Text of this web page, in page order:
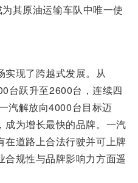
其原油运输车队中唯一使
实现了跨越式发展。从
台跃升至2600台，连续四
汽解放向4000台目标迈
成为增长最快的品牌。一汽
在道路上合法行驶并可上牌
规性与品牌影响力方面遥